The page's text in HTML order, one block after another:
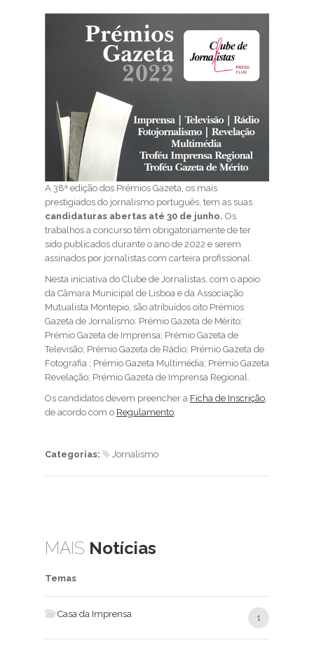
A 38ª edição dos Prémios Gazeta, os mais
prestigiados do jornalismo português, tem as suas
candidaturas abertas até 30 de junho. Os
trabalhos a concurso têm obrigatoriamente de ter
sido publicados durante o ano de 2022 e serem
assinados por jornalistas com carteira profissional.
Nesta iniciativa do Clube de Jornalistas, com o apoio
da Câmara Municipal de Lisboa e da Associação
Mutualista Montepio, são atribuídos oito Prémios
Gazeta de Jornalismo: Prémio Gazeta de Mérito;
Prémio Gazeta de Imprensa; Prémio Gazeta de
Televisão; Prémio Gazeta de Rádio; Prémio Gazeta de
Fotografia ; Prémio Gazeta Multimédia; Prémio Gazeta
Revelação; Prémio Gazeta de Imprensa Regional.
Os candidatos devem preencher a Ficha de Inscrição
de acordo com o Regulamento
Categorias: Jornalismo
MAIS Notícias
Temas
Casa da Imprensa 1